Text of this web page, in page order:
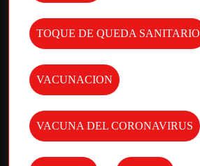
TOQUE DE QUEDA SANITARIO
VACUNACION
VACUNA DEL CORONAVIRUS